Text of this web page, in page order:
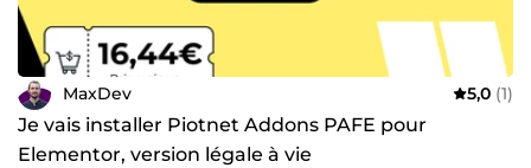
MaxDev 5,0 (1)
Je vais installer Piotnet Addons PAFE pour
Elementor, version légale à vie